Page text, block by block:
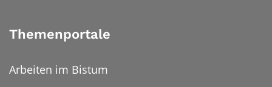
Themenportale
Arbeiten im Bistum